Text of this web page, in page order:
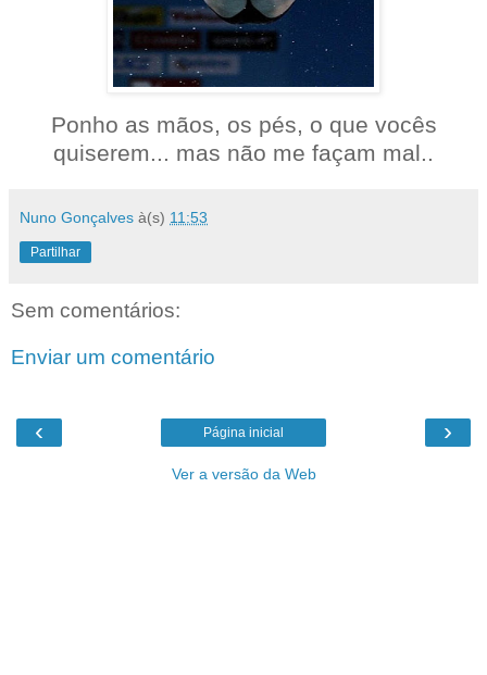
Ponho as mãos, os pés, o que vocês
quiserem... mas não me façam mal..
Nuno Gonçalves à(s) 11:53
Partilhar
Sem comentários:
Enviar um comentário
‹ ›
Página inicial
Ver a versão da Web